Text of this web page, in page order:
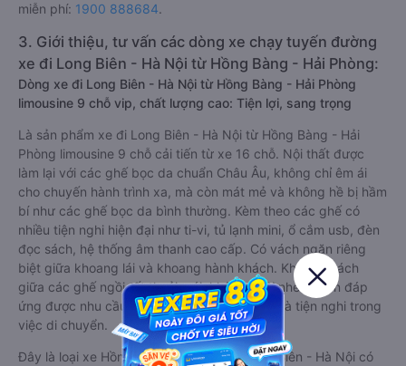
miễn phí: 1900 888684.
3. Giới thiệu, tư vấn các dòng xe chạy tuyến đường
xe đi Long Biên - Hà Nội từ Hồng Bàng - Hải Phòng:
Dòng xe đi Long Biên - Hà Nội từ Hồng Bàng - Hải Phòng
limousine 9 chỗ vip, chất lượng cao: Tiện lợi, sang trọng
Là sản phẩm xe đi Long Biên - Hà Nội từ Hồng Bàng - Hải
Phòng limousine 9 chỗ cải tiến từ xe 16 chỗ. Nội thất được
làm lại với các ghế bọc da chuẩn Châu Âu, không chỉ êm ái
cho chuyến hành trình xa, mà còn mát mẻ và không hề bị hầm
bí như các ghế bọc da bình thường. Kèm theo các ghế có
nhiều tiện nghi hiện đại như ti-vi, tủ lạnh mini, ổ cắm usb, đèn
đọc sách, hệ thống âm thanh cao cấp. Có vách ngăn riêng
biệt giữa khoang lái và khoang hành khách. Khoảng cách
giữa các ghế ngồi rất thoải mái, không nhồi nhét. Luôn đáp
ứng được nhu cầu về sang trọng, thoải mái và tiện nghi trong
việc di chuyển.
Đây là loại xe Hồng Bàng - Hải Phòng Long Biên - Hà Nội có